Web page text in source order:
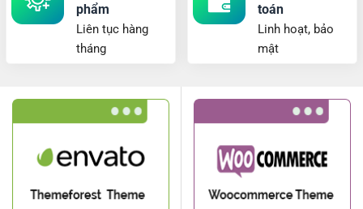
phẩm
Liên tục hàng
tháng
toán
Linh hoạt, bảo
mật